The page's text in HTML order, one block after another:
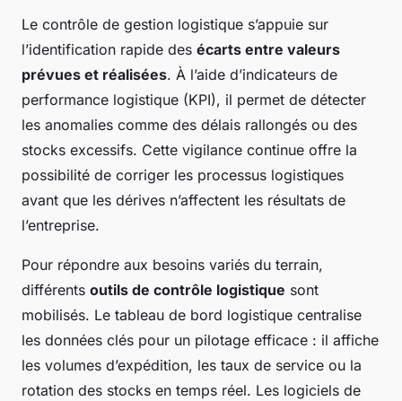
Le contrôle de gestion logistique s’appuie sur
l’identification rapide des écarts entre valeurs
prévues et réalisées. À l’aide d’indicateurs de
performance logistique (KPI), il permet de détecter
les anomalies comme des délais rallongés ou des
stocks excessifs. Cette vigilance continue offre la
possibilité de corriger les processus logistiques
avant que les dérives n’affectent les résultats de
l’entreprise.
Pour répondre aux besoins variés du terrain,
différents outils de contrôle logistique sont
mobilisés. Le tableau de bord logistique centralise
les données clés pour un pilotage efficace : il affiche
les volumes d’expédition, les taux de service ou la
rotation des stocks en temps réel. Les logiciels de